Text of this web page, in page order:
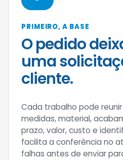
PRIMEIRO, A BASE
O pedido
uma
cliente.
Cada trabalho pode
medidas, material,
prazo, valor, custo e
facilita a conferência no
falhas antes de enviar